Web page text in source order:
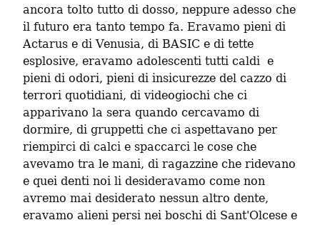
ancora tolto tutto di dosso, neppure adesso che
il futuro era tanto tempo fa. Eravamo pieni di
Actarus e di Venusia, di BASIC e di tette
esplosive, eravamo adolescenti tutti caldi  e
pieni di odori, pieni di insicurezze del cazzo di
terrori quotidiani, di videogiochi che ci
apparivano la sera quando cercavamo di
dormire, di gruppetti che ci aspettavano per
riempirci di calci e spaccarci le cose che
avevamo tra le mani, di ragazzine che ridevano
e quei denti noi li desideravamo come non
avremo mai desiderato nessun altro dente,
eravamo alieni persi nei boschi di Sant'Olcese e